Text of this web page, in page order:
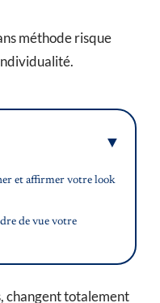
méthode risque
et affirmer votre look
de vue votre
changent totalement